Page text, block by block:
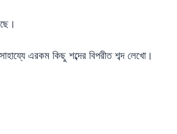
এরকম কিছু শব্দের বিপরীত শব্দ লেখো।